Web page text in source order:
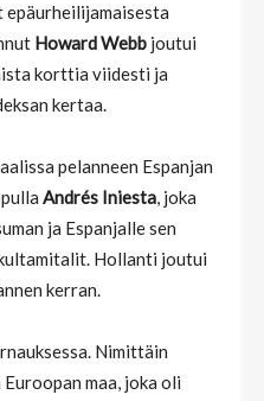
epäurheilijamaisesta
Howard Webb joutui
korttia viidesti ja
kertaa.
pelanneen Espanjan
Andrés Iniesta, joka
ja Espanjalle sen
Hollanti joutui
kerran.
Nimittäin
maa, joka oli